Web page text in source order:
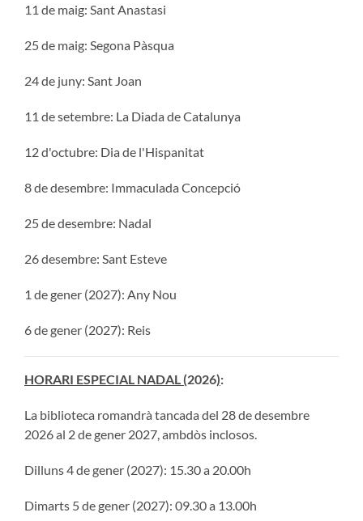
11 de maig: Sant Anastasi
25 de maig: Segona Pàsqua
24 de juny: Sant Joan
11 de setembre: La Diada de Catalunya
12 d'octubre: Dia de l'Hispanitat
8 de desembre: Immaculada Concepció
25 de desembre: Nadal
26 desembre: Sant Esteve
1 de gener (2027): Any Nou
6 de gener (2027): Reis
HORARI ESPECIAL NADAL (2026):
La biblioteca romandrà tancada del 28 de desembre
2026 al 2 de gener 2027, ambdòs inclosos.
Dilluns 4 de gener (2027): 15.30 a 20.00h
Dimarts 5 de gener (2027): 09.30 a 13.00h